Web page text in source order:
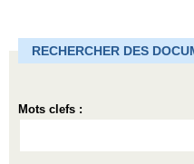
RECHERCHER DES
Mots clefs :